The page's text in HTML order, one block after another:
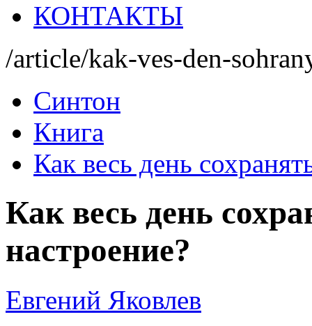
КОНТАКТЫ
/article/kak-ves-den-
Синтон
Книга
Как весь день
Как весь день
настроение?
Евгений Яковлев